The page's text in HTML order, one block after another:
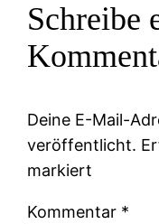
Schreibe
Deine E-Mail-
veröffentlicht.
markiert
Kommentar *